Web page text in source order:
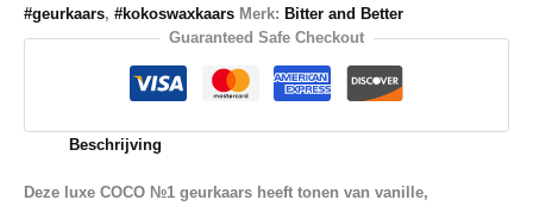
#geurkaars, #kokoswaxkaars Merk: Bitter and Better
Guaranteed Safe Checkout
Beschrijving
Deze luxe COCO №1 geurkaars heeft tonen van vanille,